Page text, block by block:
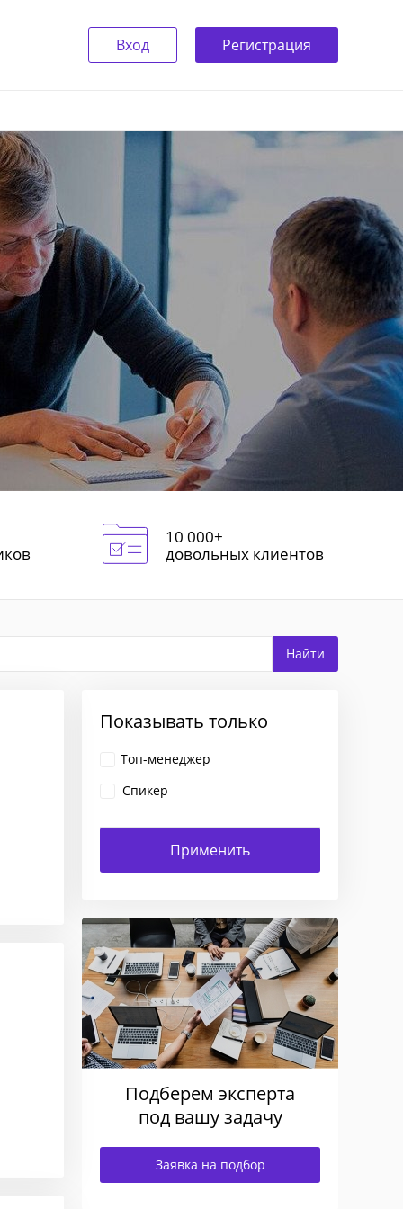
Вход Регистрация
10 000+
довольных клиентов
Показывать только
Топ-менеджер
Спикер
Подберем эксперта
под вашу задачу
Заявка на подбор